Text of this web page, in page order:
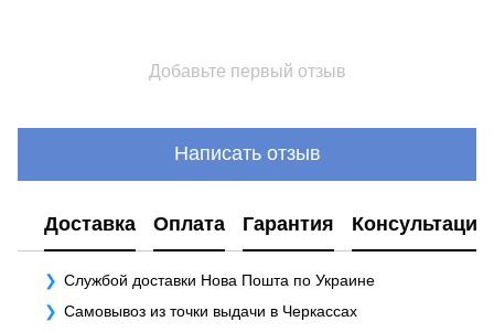
Добавьте первый отзыв
Написать отзыв
Доставка Оплата Гарантия Консультация
Службой доставки Нова Пошта по Украине
Самовывоз из точки выдачи в Черкассах